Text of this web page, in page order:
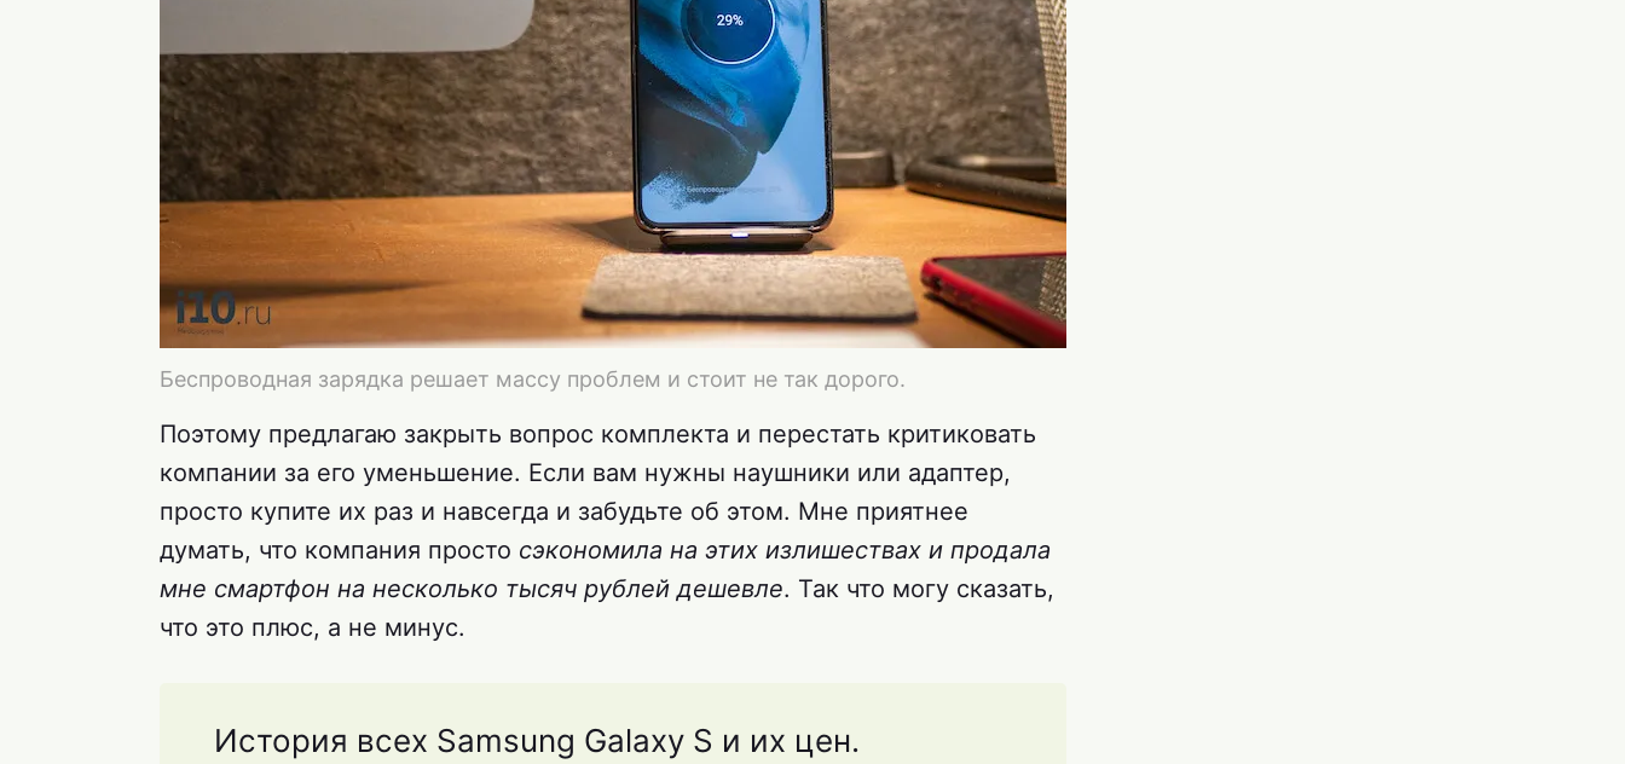
Беспроводная зарядка решает массу проблем и стоит не так дорого.
Поэтому предлагаю закрыть вопрос комплекта и перестать критиковать
компании за его уменьшение. Если вам нужны наушники или адаптер,
просто купите их раз и навсегда и забудьте об этом. Мне приятнее
думать, что компания просто сэкономила на этих излишествах и продала
мне смартфон на несколько тысяч рублей дешевле. Так что могу сказать,
что это плюс, а не минус.
История всех Samsung Galaxy S и их цен.